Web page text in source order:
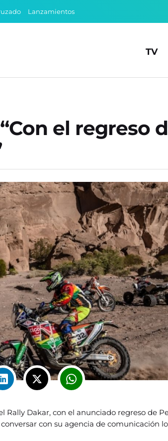
Lanzamientos
TV
el regreso
Dakar, con el anunciado regreso de
con su agencia de comunicación